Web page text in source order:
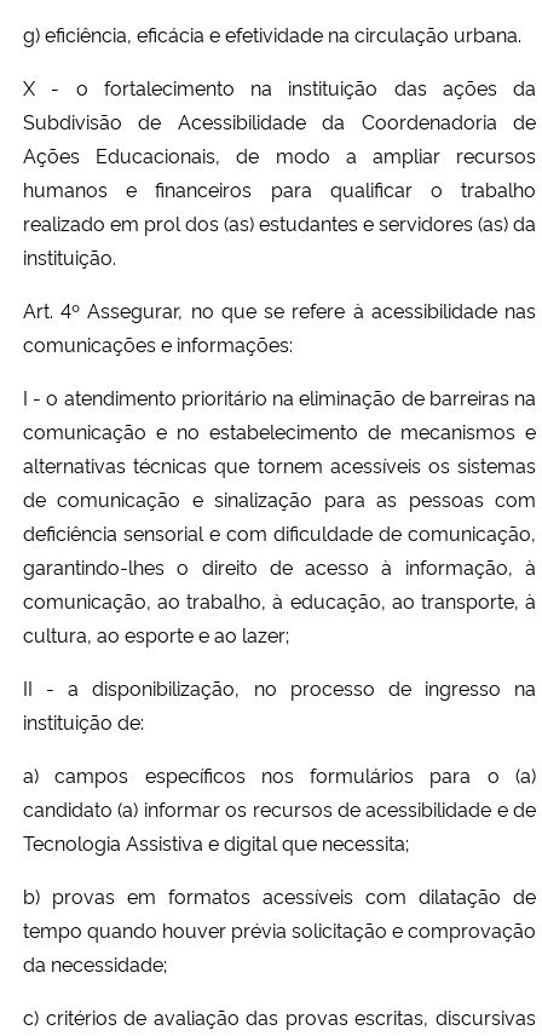
g) eficiência, eficácia e efetividade na circulação urbana.
X - o fortalecimento na instituição das ações da
Subdivisão de Acessibilidade da Coordenadoria de
Ações Educacionais, de modo a ampliar recursos
humanos e financeiros para qualificar o trabalho
realizado em prol dos (as) estudantes e servidores (as) da
instituição.
Art. 4º Assegurar, no que se refere à acessibilidade nas
comunicações e informações:
I - o atendimento prioritário na eliminação de barreiras na
comunicação e no estabelecimento de mecanismos e
alternativas técnicas que tornem acessíveis os sistemas
de comunicação e sinalização para as pessoas com
deficiência sensorial e com dificuldade de comunicação,
garantindo-lhes o direito de acesso à informação, à
comunicação, ao trabalho, à educação, ao transporte, à
cultura, ao esporte e ao lazer;
II - a disponibilização, no processo de ingresso na
instituição de:
a) campos específicos nos formulários para o (a)
candidato (a) informar os recursos de acessibilidade e de
Tecnologia Assistiva e digital que necessita;
b) provas em formatos acessíveis com dilatação de
tempo quando houver prévia solicitação e comprovação
da necessidade;
c) critérios de avaliação das provas escritas, discursivas